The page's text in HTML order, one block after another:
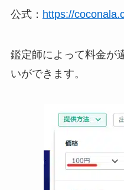
公式： https://
鑑定師によって料金が
いができます。